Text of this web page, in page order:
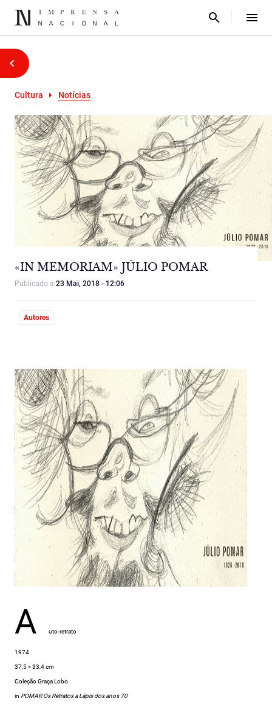
Cultura Notícias
«IN MEMORIAM» JÚLIO POMAR
Publicado a 23 Mai, 2018 - 12:06
Autores
A uto-retrato
1974
37,5 × 33,4 cm
Coleção Graça Lobo
in POMAR Os Retratos a Lápis dos anos 70